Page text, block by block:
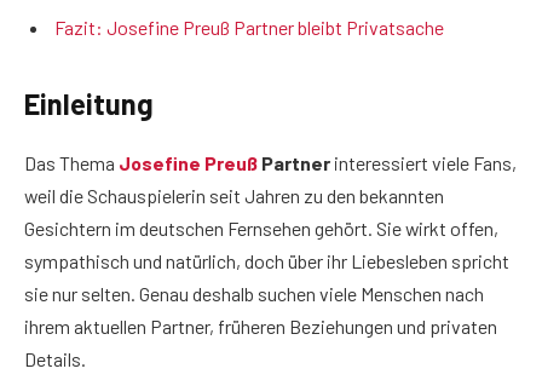
Fazit: Josefine Preuß Partner bleibt Privatsache
Einleitung
Das Thema Josefine Preuß Partner interessiert viele Fans,
weil die Schauspielerin seit Jahren zu den bekannten
Gesichtern im deutschen Fernsehen gehört. Sie wirkt offen,
sympathisch und natürlich, doch über ihr Liebesleben spricht
sie nur selten. Genau deshalb suchen viele Menschen nach
ihrem aktuellen Partner, früheren Beziehungen und privaten
Details.